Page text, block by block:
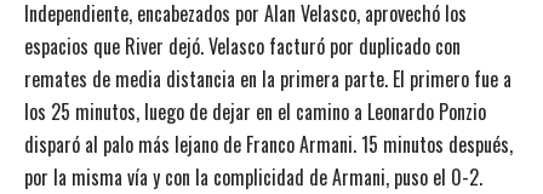
Independiente, encabezados por Alan Velasco, aprovechó los
espacios que River dejó. Velasco facturó por duplicado con
remates de media distancia en la primera parte. El primero fue a
los 25 minutos, luego de dejar en el camino a Leonardo Ponzio
disparó al palo más lejano de Franco Armani. 15 minutos después,
por la misma vía y con la complicidad de Armani, puso el 0-2.